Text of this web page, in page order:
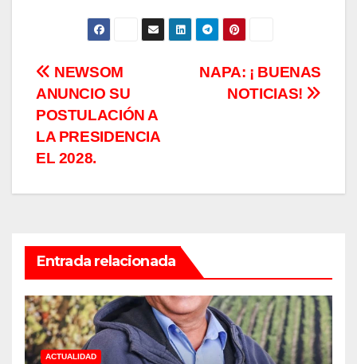
Navegación
de
entradas
NAPA: ¡ BUENAS
NOTICIAS!
NEWSOM
ANUNCIO SU
POSTULACIÓN A
LA PRESIDENCIA
EL 2028.
Entrada relacionada
ACTUALIDAD